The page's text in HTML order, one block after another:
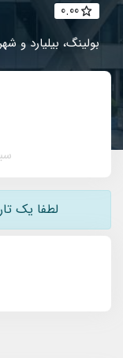
0.00
بولینگ، بیلیارد و
لطفا یک